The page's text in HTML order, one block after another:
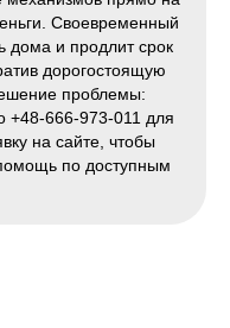
Своевременный
дома и продлит срок
дорогостоящую
проблемы:
+48-666-973-011 для
на сайте, чтобы
по доступным